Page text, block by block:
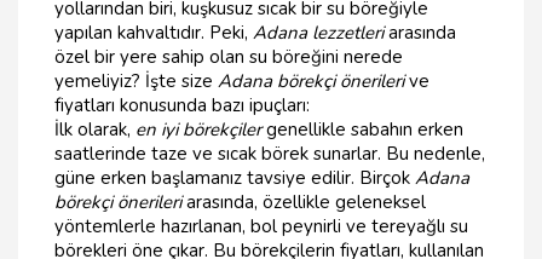
yollarından biri, kuşkusuz sıcak bir su böreğiyle
yapılan kahvaltıdır. Peki, Adana lezzetleriarasında
özel bir yere sahip olan su böreğini nerede
yemeliyiz? İşte size Adana börekçi önerilerive
fiyatları konusunda bazı ipuçları:
İlk olarak, en iyi börekçilergenellikle sabahın erken
saatlerinde taze ve sıcak börek sunarlar. Bu nedenle,
güne erken başlamanız tavsiye edilir. Birçok Adana
börekçi önerileriarasında, özellikle geleneksel
yöntemlerle hazırlanan, bol peynirli ve tereyağlı su
börekleri öne çıkar. Bu börekçilerin fiyatları, kullanılan